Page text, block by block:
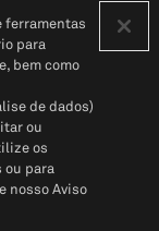
(em inglês)
Global
ferramentas
para
bem como
de dados)
ou
os
ou para
nosso Aviso